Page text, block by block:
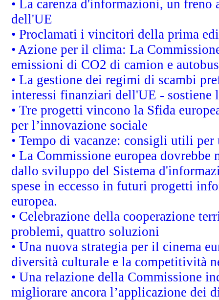
• La carenza d'informazioni, un
dell'UE
• Proclamati i vincitori della prima
• Azione per il clima: La
emissioni di CO2 di camion e autobus
• La gestione dei regimi di scambi
interessi finanziari dell'UE - sostiene
• Tre progetti vincono la Sfida
per l’innovazione sociale
• Tempo di vacanze: consigli utili per
• La Commissione europea
dallo sviluppo del Sistema
spese in eccesso in futuri progetti
europea.
• Celebrazione della cooperazione
problemi, quattro soluzioni
• Una nuova strategia per il cinema
diversità culturale e la competitività
• Una relazione della Commissione
migliorare ancora l’applicazione dei